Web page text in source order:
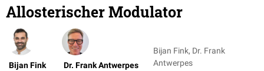
Allosterischer Modulator
Bijan Fink Dr. Frank Antwerpes
Bijan Fink, Dr. Frank
Antwerpes